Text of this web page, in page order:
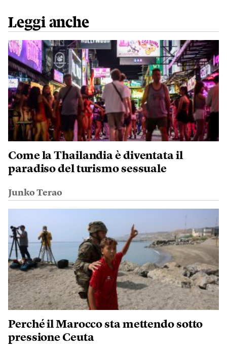
Leggi anche
Come la Thailandia è diventata il
paradiso del turismo sessuale
Junko Terao
Perché il Marocco sta mettendo sotto
pressione Ceuta